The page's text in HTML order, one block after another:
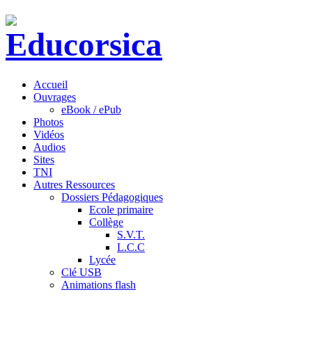
Accueil
Ouvrages
eBook / ePub
Photos
Vidéos
Audios
Sites
TNI
Autres Ressources
Dossiers Pédagogiques
Ecole primaire
Collège
S.V.T.
L.C.C
Lycée
Clé USB
Animations flash